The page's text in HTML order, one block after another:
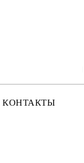
КОНТАКТЫ